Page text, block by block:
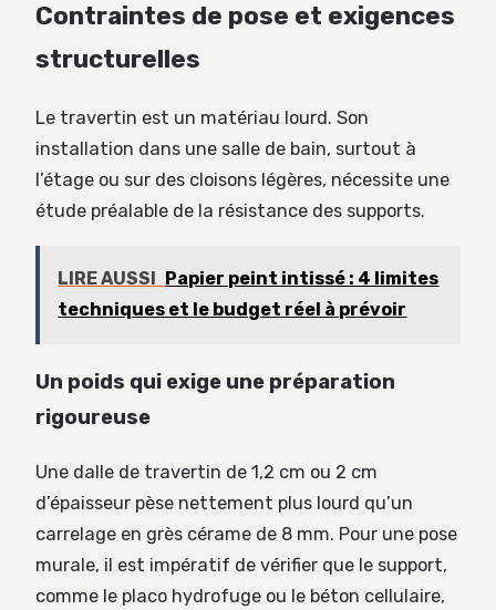
Contraintes de pose et exigences
structurelles
Le travertin est un matériau lourd. Son
installation dans une salle de bain, surtout à
l’étage ou sur des cloisons légères, nécessite une
étude préalable de la résistance des supports.
LIRE AUSSI Papier peint intissé : 4 limites
techniques et le budget réel à prévoir
Un poids qui exige une préparation
rigoureuse
Une dalle de travertin de 1,2 cm ou 2 cm
d’épaisseur pèse nettement plus lourd qu’un
carrelage en grès cérame de 8 mm. Pour une pose
murale, il est impératif de vérifier que le support,
comme le placo hydrofuge ou le béton cellulaire,